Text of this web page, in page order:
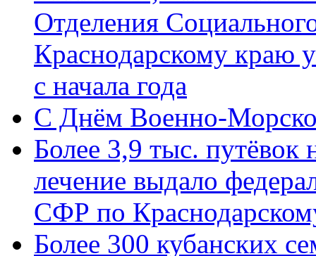
Отделения
Краснодарскому краю
с начала года
C Днём Военно-
Более 3,9 тыс. путёвок
лечение выдало
СФР по
Более 300 кубанских